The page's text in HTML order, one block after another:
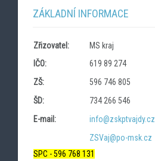
ZÁKLADNÍ INFORMACE
Zřizovatel:
MS kraj
IČO:
619 89 274
ZŠ:
596 746 805
ŠD:
734 266 546
E-mail:
info@zskptvajdy.cz
ZSVaj@po-msk.cz
SPC - 596 768 131